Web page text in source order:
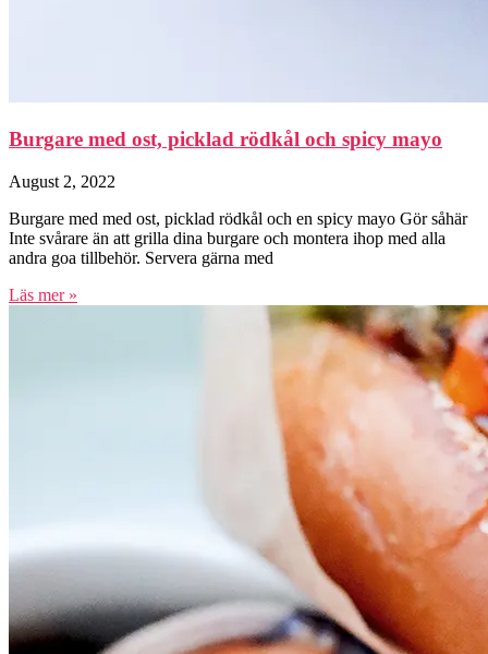
Burgare med ost, picklad rödkål och spicy mayo
August 2, 2022
Burgare med med ost, picklad rödkål och en spicy mayo Gör såhär
Inte svårare än att grilla dina burgare och montera ihop med alla
andra goa tillbehör. Servera gärna med
Läs mer »